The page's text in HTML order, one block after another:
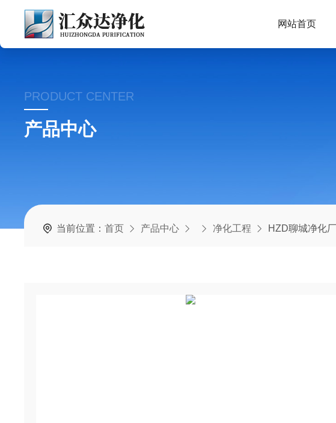
网站首页
PRODUCT CENTER
产品中心
当前位置：首页 产品中心 净化工程 HZD聊城净化